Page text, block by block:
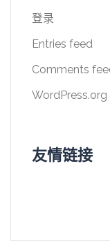
登录
Entries feed
Comments
WordPress.org
友情链接